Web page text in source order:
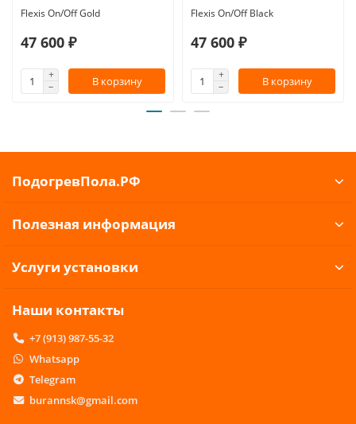
Flexis On/Off Gold
47 600 ₽
В корзину
Flexis On/Off Black
47 600 ₽
В корзину
ПодогревПола.РФ
Полезная информация
Услуги установки
Наши контакты
+7 (913) 987-55-32
Whatsapp
Telegram
burannsk@gmail.com